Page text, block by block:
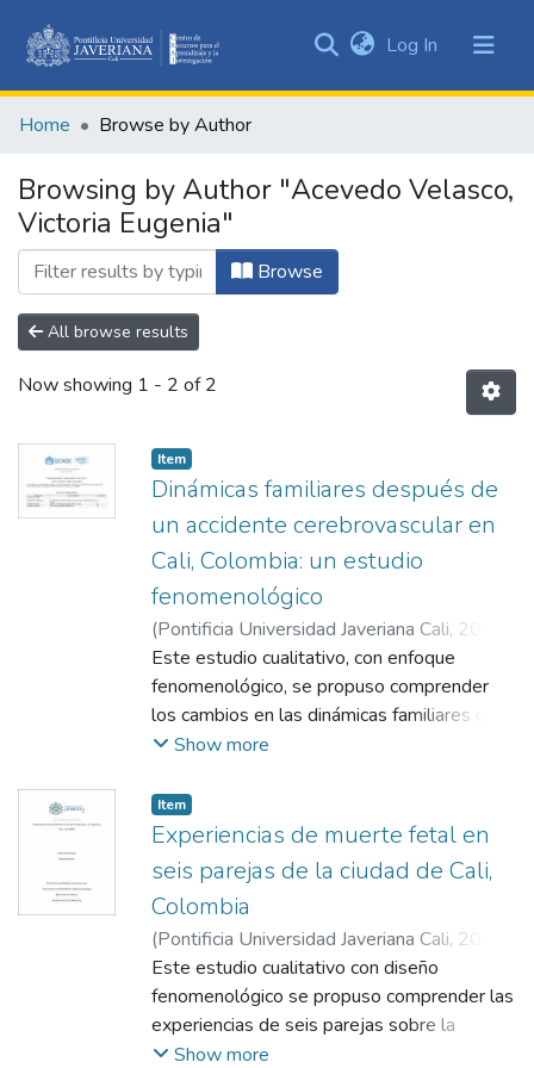
&
All of DSpace
Log In (current)
Home Browse by Author
Browsing by Author "Acevedo Velasco,
Victoria Eugenia"
Browse
All browse results
Now showing 1 - 2 of 2
Item
Dinámicas familiares después de
un accidente cerebrovascular en
Cali, Colombia: un estudio
fenomenológico
(Pontificia Universidad Javeriana Cali, 2019
Aristizábal Dorronsoro, Cristina;Torres
Otálvaro, Doris Omaira;Acevedo Velasco,
Victoria Eugenia
Este estudio cualitativo, con enfoque
fenomenológico, se propuso comprender
los cambios en las dinámicas familiares de
cuatro familias de Cali, Colombia cuando uno
cerebro vascular (ACV). Se usó un
cuestionario sociodemográfico y una guía de
entrevista semi-estructurada. Las
categorías de análisis de primer orden
fueron: organización y estructura, creencias y
recursos, a las cuales se sumaron dos
categorías emergentes: pérdidas ambiguas
y el camino hacia la resiliencia; y fatiga del
cuidador. Entre los hallazgos se encontró
una reorganización de roles y funciones en la
Show more
Item
Experiencias de muerte fetal en
seis parejas de la ciudad de Cali,
Colombia
(Pontificia Universidad Javeriana Cali, 2022
Durán Morales, Victoria;Pino Muñoz, Mayeli
Acevedo Velasco, Victoria Eugenia
Este estudio cualitativo con diseño
fenomenológico se propuso comprender las
experiencias de seis parejas sobre la
muerte fetal durante el tercer trimestre de
Show more